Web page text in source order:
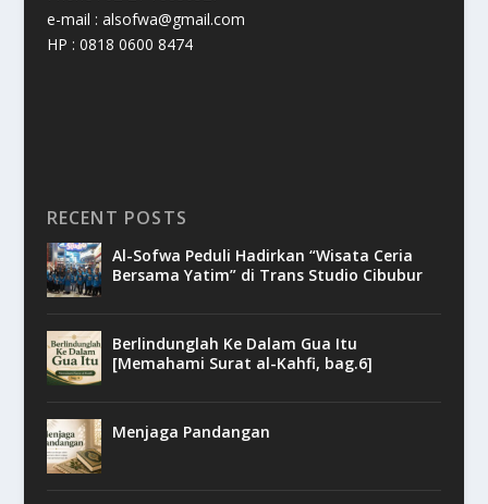
e-mail : alsofwa@gmail.com
HP : 0818 0600 8474
RECENT POSTS
Al-Sofwa Peduli Hadirkan “Wisata Ceria
Bersama Yatim” di Trans Studio Cibubur
Berlindunglah Ke Dalam Gua Itu
[Memahami Surat al-Kahfi, bag.6]
Menjaga Pandangan